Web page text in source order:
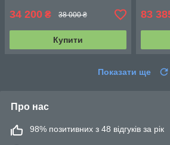
34 200 ₴ 38 000 ₴
Купити
83
Показати ще
Про нас
98% позитивних з 48 відгуків за рік